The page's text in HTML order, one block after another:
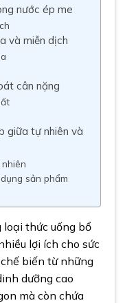
nước ép me
và miễn dịch
cân nặng
giữa tự nhiên và
sản phẩm
loại thức uống bổ
lợi ích cho sức
biến từ những
dưỡng cao
mà còn chứa